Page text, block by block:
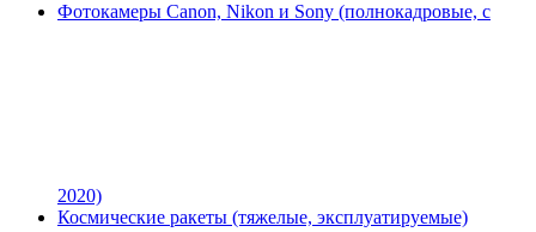
Фотокамеры Canon, Nikon и Sony (полнокадровые, с
2020)
Космические ракеты (тяжелые, эксплуатируемые)